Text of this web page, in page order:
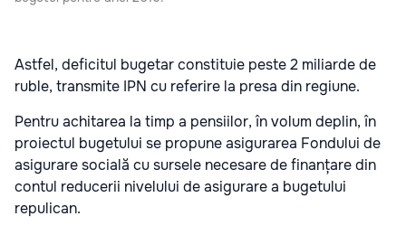
Astfel, deficitul bugetar constituie peste 2 miliarde de
ruble, transmite IPN cu referire la presa din regiune.
Pentru achitarea la timp a pensiilor, în volum deplin, în
proiectul bugetului se propune asigurarea Fondului de
asigurare socială cu sursele necesare de finanțare din
contul reducerii nivelului de asigurare a bugetului
repulican.